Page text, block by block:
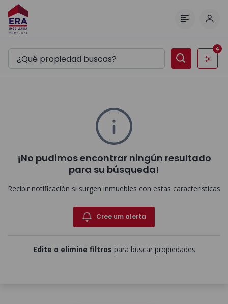
Filtros
4
¡No pudimos encontrar ningún resultado
para su búsqueda!
Recibir notificación si surgen inmuebles con estas características
Cree um alerta
Edite o elimine filtros para buscar propiedades